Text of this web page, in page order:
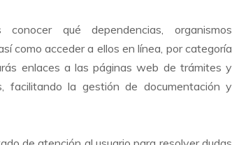
qué dependencias, organismos
como acceder a ellos en línea, por categoría
enlaces a las páginas web de trámites y
facilitando la gestión de documentación y